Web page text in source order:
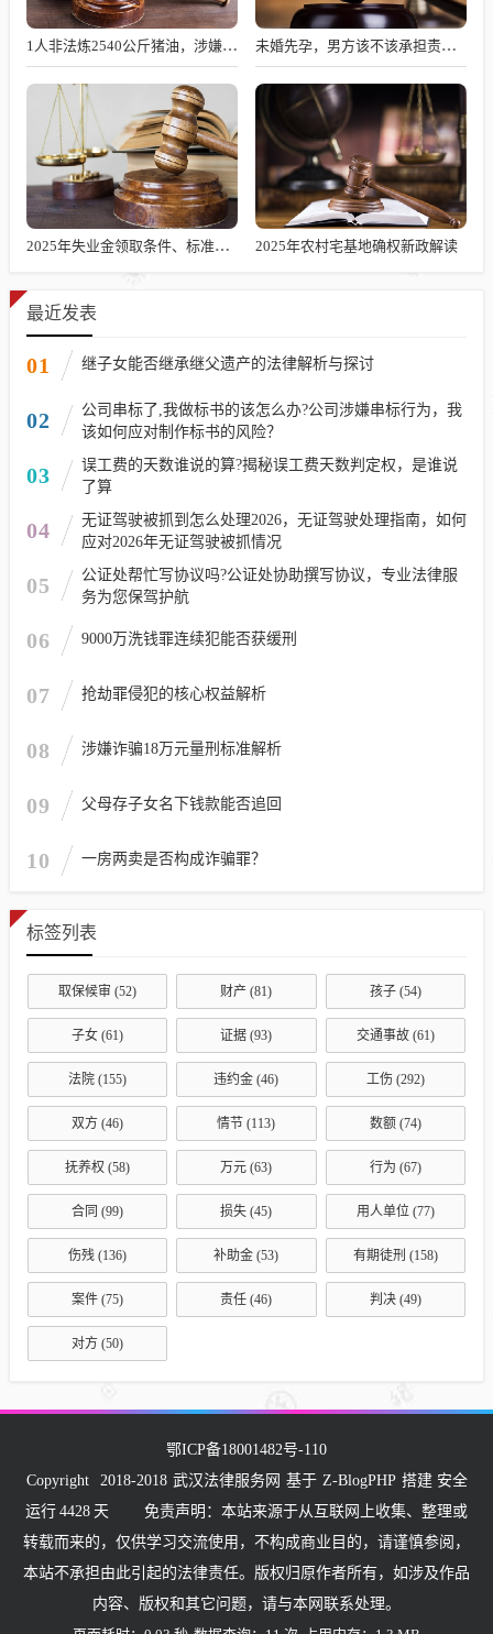
1人非法炼2540公斤猪油，涉嫌何罪？ 未婚先孕，男方该不该承担责任？
2025年失业金领取条件、标准及发放时长解析 2025年农村宅基地确权新政解读
最近发表
01 继子女能否继承继父遗产的法律解析与探讨
02
公司串标了,我做标书的该怎么办?公司涉嫌串标行为，我
该如何应对制作标书的风险？
03
误工费的天数谁说的算?揭秘误工费天数判定权，是谁说
了算
04
无证驾驶被抓到怎么处理2026，无证驾驶处理指南，如何
应对2026年无证驾驶被抓情况
05
公证处帮忙写协议吗?公证处协助撰写协议，专业法律服
务为您保驾护航
06 9000万洗钱罪连续犯能否获缓刑
07 抢劫罪侵犯的核心权益解析
08 涉嫌诈骗18万元量刑标准解析
09 父母存子女名下钱款能否追回
10 一房两卖是否构成诈骗罪？
标签列表
取保候审 (52) 财产 (81) 孩子(54)
子女 (61) 证据 (93) 交通事故(61)
法院 (155) 违约金 (46) 工伤(292)
双方 (46) 情节 (113) 数额(74)
抚养权 (58) 万元 (63) 行为 (67)
合同 (99) 损失 (45) 用人单位 (77)
伤残 (136) 补助金 (53) 有期徒刑 (158)
案件 (75) 责任 (46) 判决(49)
对方 (50)
鄂ICP备18001482号-110
Copyright
2018-2018 武汉法律服务网 基于 Z-BlogPHP 搭建 安全
运行 4428 天
免责声明：本站来源于从互联网上收集、整理或
转载而来的，仅供学习交流使用，不构成商业目的，请谨慎参阅，
本站不承担由此引起的法律责任。版权归原作者所有，如涉及作品
内容、版权和其它问题，请与本网联系处理。